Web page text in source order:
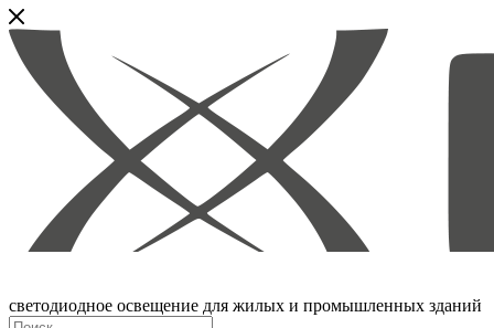
светодиодное освещение для жилых и промышленных зданий